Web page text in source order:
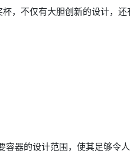
，不仅有大胆创新的设计，还
器的设计范围，使其足够令